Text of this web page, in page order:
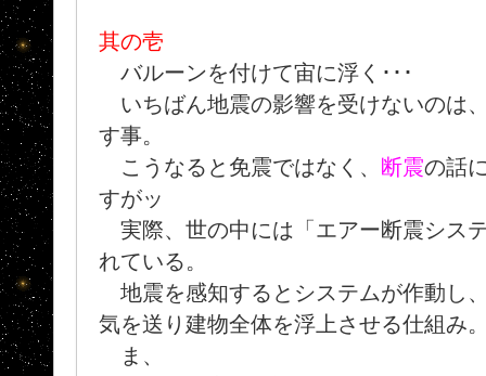
其の壱
バルーンを付けて宙に浮く･･･
いちばん地震の影響を受けないのは
す事。
こうなると免震ではなく、 断震の話
すがッ
実際、世の中には「エアー断震シス
れている。
地震を感知するとシステムが作動し
気を送り建物全体を浮上させる仕組み
ま、